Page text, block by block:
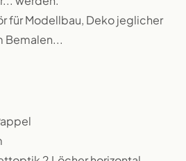
für Modellbau, Deko jeglicher
Bemalen...